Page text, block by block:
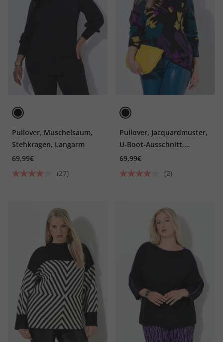
Pullover, Muschelsaum,
Stehkragen, Langarm
69,99€
(27)
Pullover, Jacquardmuster,
U-Boot-Ausschnitt,
Langarm
69,99€
(2)